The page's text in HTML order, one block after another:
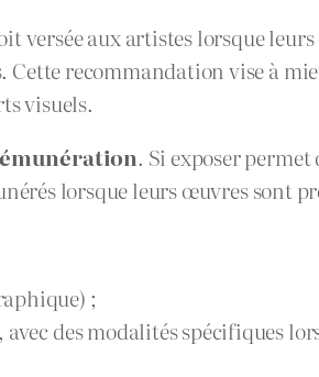
versée aux artistes lorsque
Cette recommandation vise à
visuels.
. Si exposer
lorsque leurs œuvres sont
;
des modalités spécifiques